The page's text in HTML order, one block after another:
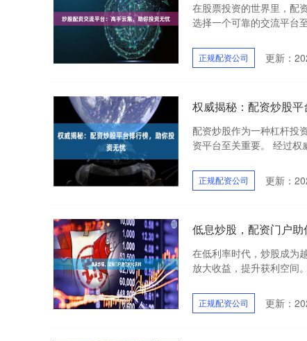
在股票投资的世界里，配
选择一个可靠的交流平台
正规配资公司 更新：
权威揭秘：配资炒股
配资炒股作为一种杠杆投
资平台至关重要。 经过
正规配资公司 更新：
低息炒股，配资门户助
在低利率时代，炒股成为
放大收益，提升获利空间
正规配资公司 更新：